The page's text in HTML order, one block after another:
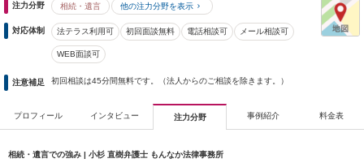
注力分野 相続・遺言 他の注力分野を表示
対応体制 法テラス利用可 初回面談無料 電話相談可 メール相談可
WEB面談可
注意補足 初回相談は45分間無料です。（法人からのご相談を除きます。）
プロフィール インタビュー 注力分野 事例紹介 料金表
相続・遺言での強み | 小杉 直樹弁護士 もんなか法律事務所